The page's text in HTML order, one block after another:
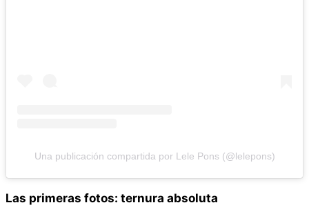
Una publicación compartida por Lele Pons (@lelepons)
Las primeras fotos: ternura absoluta